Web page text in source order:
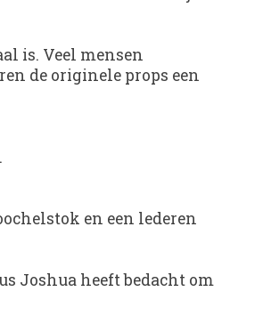
is. Veel mensen
de originele props een
en een lederen
Joshua heeft bedacht om